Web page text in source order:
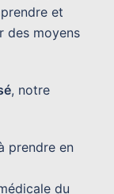
et
des moyens
, notre
prendre en
du